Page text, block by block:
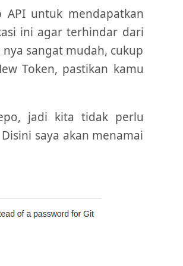
untuk mendapatkan
ini agar terhindar dari
sangat mudah, cukup
Token, pastikan kamu
jadi kita tidak perlu
saya akan menamai